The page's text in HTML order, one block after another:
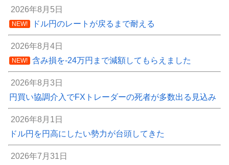
2026年8月5日
NEW! ドル円のレートが戻るまで耐える
2026年8月4日
NEW! 含み損を-24万円まで減額してもらえました
2026年8月3日
円買い協調介入でFXトレーダーの死者が多数出る見込み
2026年8月1日
ドル円を円高にしたい勢力が台頭してきた
2026年7月31日